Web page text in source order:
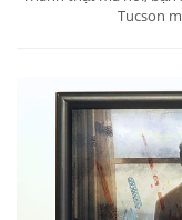
Tucson